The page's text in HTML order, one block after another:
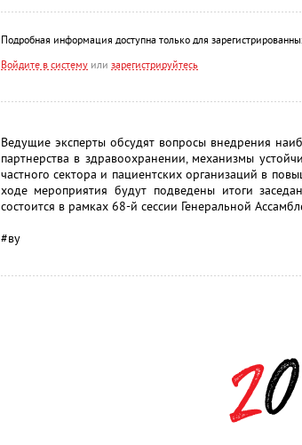
Подробная информация доступна только для
Войдите в системуили зарегистрируйтесь
Ведущие эксперты обсудят вопросы внедрения
партнерства в здравоохранении, механизмы
частного сектора и пациентских организаций в
ходе мероприятия будут подведены итоги
состоится в рамках 68-й сессии Генеральной
#ву